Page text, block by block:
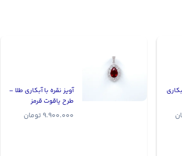
آویز نقره با آبکاری طلا –
طرح یاقوت قرمز
9.900.000تومان